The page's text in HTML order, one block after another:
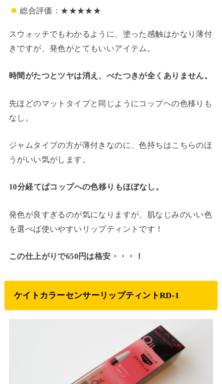
総合評価：★★★★★
スウォッチでもわかるように、塗った感触はかなり薄付
きですが、発色がとてもいいアイテム。
時間がたつとツヤは消え、べたつきが全くありません。
先ほどのマットタイプと同じようにコップヘの色移りも
なし。
ジャムタイプの方が薄付きなのに、色持ちはこちらのほ
うがいい気がします。
10分経てばコップへの色移りもほぼなし。
発色が良すぎるのが気になりますが、肌なじみのいい色
を選べば使いやすいリップティントです！
この仕上がりで650円は格安・・・！
ケイトカラーセンサーリップティントRD-1